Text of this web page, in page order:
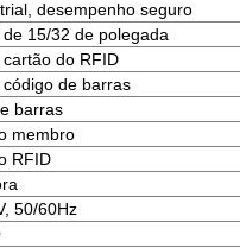
desempenho seguro
15/32 de polegada
do RFID
de barras
barras
membro
RFID
50/60Hz